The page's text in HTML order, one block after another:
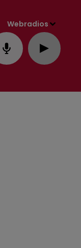
Webradios